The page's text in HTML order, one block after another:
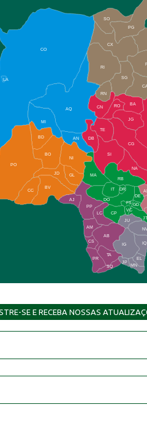
CO
AQ
MI
AN
CX
RI
SG
BA
RO
JG
CG
SI
NA
RB
MA
IT
DR
DO
CP
JU
IQ
EL
BD
BO
NI
JD
PO
BV
CC
PP
AJ
LC
AM
AB
JP
DB
TE
CS
PR
TA
SQ
IG
MN
RN
CN
GL
FS
VC
GD
DE
PG
SO
LA
SE E RECEBA NOSSAS